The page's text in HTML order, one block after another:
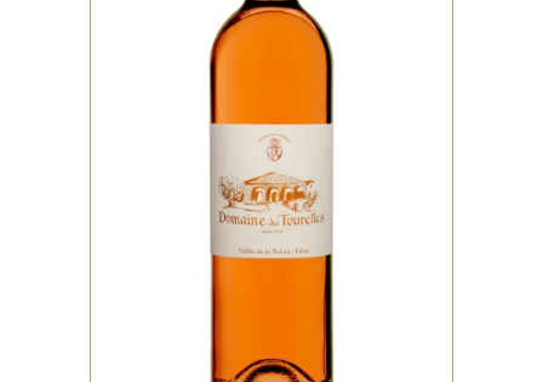
Un rosé élégant et
aromatique, aux notes de
fraise fraîche, grenade et
pétale de rose. La
VOIR LE PRODUIT